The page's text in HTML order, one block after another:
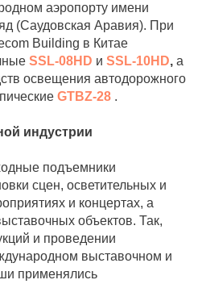
аэропорту имени
(Саудовская Аравия). При
Building в Китае
SSL-08HD и SSL-10HD, а
освещения автодорожного
GTBZ-28 .
индустрии
подъемники
сцен, осветительных и
и концертах, а
объектов. Так,
и проведении
выставочном и
применялись